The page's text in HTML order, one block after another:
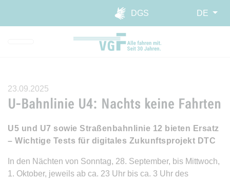
Direkt zur Hauptnavigation
Direkt zum Inhalt springen
Webseiten-Barriere melden
DGS
DE
23.09.2025
U-Bahnlinie U4: Nachts keine Fahrten
U5 und U7 sowie Straßenbahnlinie 12 bieten Ersatz
– Wichtige Tests für digitales Zukunftsprojekt DTC
In den Nächten von Sonntag, 28. September, bis Mittwoch,
1. Oktober, jeweils ab ca. 23 Uhr bis ca. 3 Uhr des